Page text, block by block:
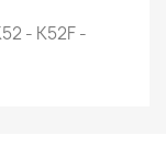
- K52F -